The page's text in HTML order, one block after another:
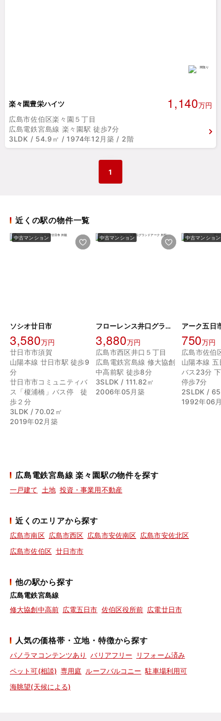
楽々園豊栄ハイツ 1,140万円
広島市佐伯区楽々園５丁目
広島電鉄宮島線 楽々園駅 徒歩7分
3LDK / 54.9㎡ / 1974年12月築 / 2階
1
近くの駅の物件一覧
中古マンション
ソシオ廿日市
3,580万円
廿日市市須賀
山陽本線 廿日市駅 徒歩9
分
廿日市市コミュニティバ
ス「榎浦橋」バス停 徒
歩２分
3LDK / 70.02㎡
2019年02月築
中古マンション
フローレンス井口グランドアーク
3,880万円
広島市西区井口５丁目
広島電鉄宮島線 修大協創
中高前駅 徒歩8分
3SLDK / 111.82㎡
2006年05月築
中古マンション
アーク五日
750万円
山陽本線 五
バス23分
停歩7分
2SLDK /
1992年06
広島電鉄宮島線 楽々園駅の物件を探す
一戸建て 土地 投資・事業用不動産
近くのエリアから探す
広島市南区 広島市西区 広島市安佐南区 広島市安佐北区
広島市佐伯区 廿日市市
他の駅から探す
広島電鉄宮島線
修大協創中高前 広電五日市 佐伯区役所前 広電廿日市
人気の価格帯・立地・特徴から探す
パノラマコンテンツあり バリアフリー
リフォーム済み
ペット可(相談) 専用庭 ルーフバルコニー 駐車場利用可
海眺望(天候による)